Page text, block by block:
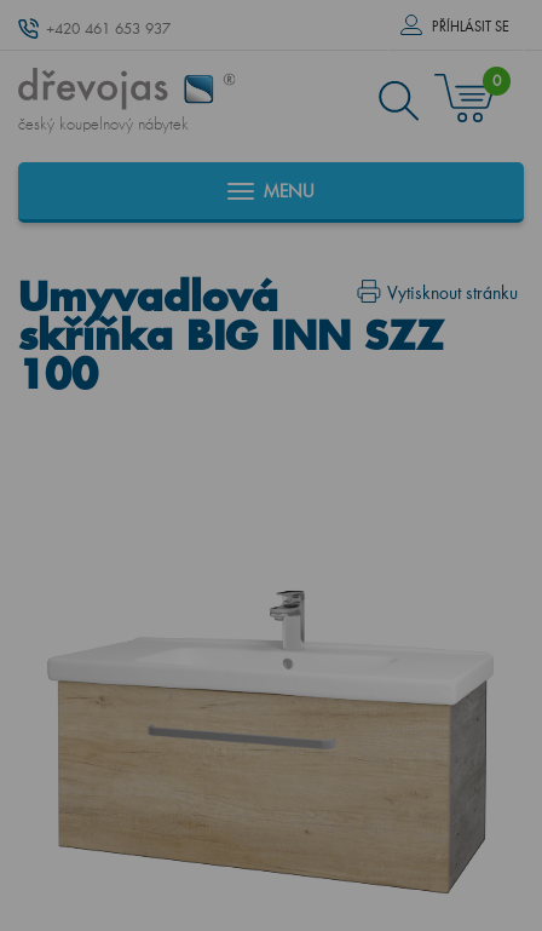
+420 461 653 937 PŘÍHLÁSIT SE
český koupelnový nábytek
0
MENU
Vytisknout stránku
Umyvadlová
skříňka BIG INN SZZ
100